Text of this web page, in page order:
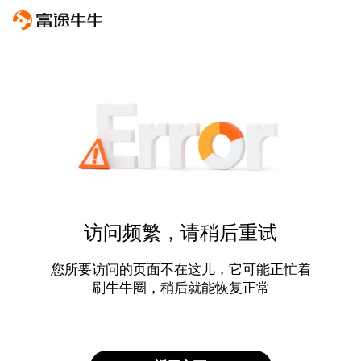
访问频繁，请稍后重试
您所要访问的页面不在这儿，它可能正忙着
刷牛牛圈，稍后就能恢复正常